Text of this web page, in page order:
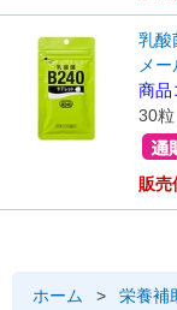
乳
メ
商品
30粒
販
ホーム > 栄養補